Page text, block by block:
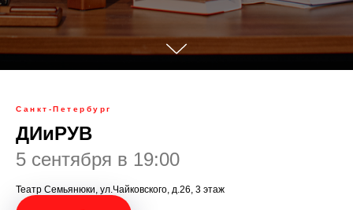
Санкт-Петербург
ДИиРУВ
5 сентября в 19:00
Театр Семьянюки, ул.Чайковского, д.26, 3 этаж